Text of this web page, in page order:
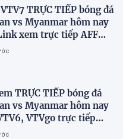
TRỰC TIẾP bóng đá
vs Myanmar hôm nay
xem trực tiếp AFF
mới nhất
TRỰC TIẾP bóng đá
vs Myanmar hôm nay
VTVgo trực tiếp
2026